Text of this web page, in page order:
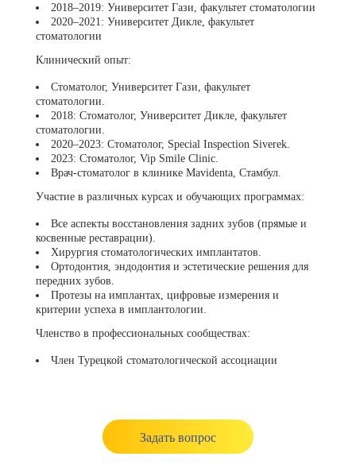
2018–2019: Университет Гази, факультет стоматологии
2020–2021: Университет Дикле, факультет
стоматологии
Клинический опыт:
Стоматолог, Университет Гази, факультет
стоматологии.
2018: Стоматолог, Университет Дикле, факультет
стоматологии.
2020–2023: Стоматолог, Special Inspection Siverek.
2023: Стоматолог, Vip Smile Clinic.
Врач-стоматолог в клинике Mavidenta, Стамбул.
Участие в различных курсах и обучающих программах:
Все аспекты восстановления задних зубов (прямые и
косвенные реставрации).
Хирургия стоматологических имплантатов.
Ортодонтия, эндодонтия и эстетические решения для
передних зубов.
Протезы на имплантах, цифровые измерения и
критерии успеха в имплантологии.
Членство в профессиональных сообществах:
Член Турецкой стоматологической ассоциации
Задать вопрос